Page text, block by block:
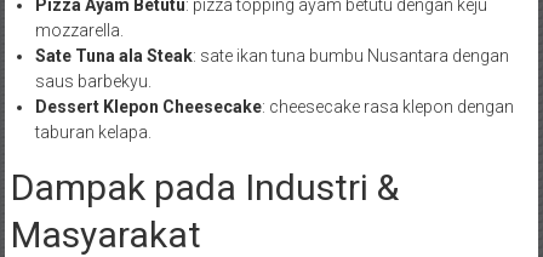
Pizza Ayam Betutu: pizza topping ayam betutu dengan keju
mozzarella.
Sate Tuna ala Steak: sate ikan tuna bumbu Nusantara dengan
saus barbekyu.
Dessert Klepon Cheesecake: cheesecake rasa klepon dengan
taburan kelapa.
Dampak pada Industri &
Masyarakat